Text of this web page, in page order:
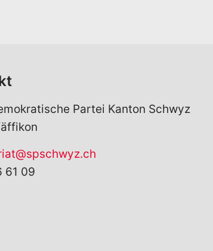
Partei Kanton Schwyz
61 09